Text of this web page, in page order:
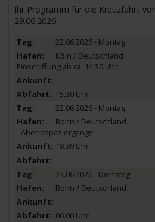
Ihr Programm für die Kreuzfahrt
29.06.2026
22.06.2026 - Montag
Köln / Deutschland
Einschiffung ab ca. 14:30 Uhr
15.30 Uhr
22.06.2026 - Montag
Bonn / Deutschland
- Abendspaziergänge -
18.30 Uhr
23.06.2026 - Dienstag
Bonn / Deutschland
06.00 Uhr